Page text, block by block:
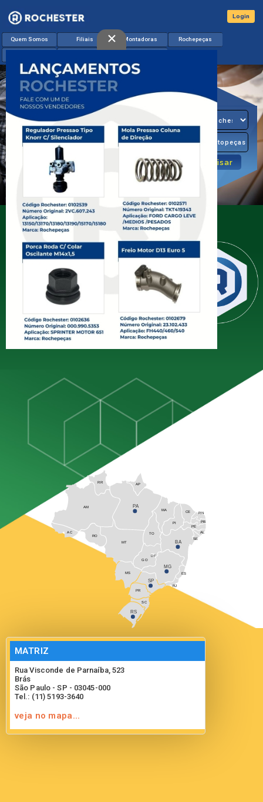
×
Quem Somos Filiais Montadoras Rochepeças
Login
O Seu
Distribuidor
de Miudezas
Diesel
A Rochester é líder no mercado de
estando presente em todo o
território brasileiro com mais de 60
anos de experiência dedicados
exclusivamente ao setor
BA
SE
PE
AL
AM PA
MT
RO
AC
AP
RJ
RS
SC
PR
SP
MS
GO
MG
ES
PI
CE
RR
TO
MA
RN
PB
DF
MATRIZ
Rua Visconde de Parnaíba, 523
Brás
São Paulo - SP - 03045-000
Tel.: (11) 5193-3640
veja no mapa...